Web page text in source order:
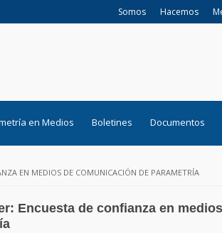
Somos Hacemos
en Medios Boletines Documentos
EN MEDIOS DE COMUNICACIÓN DE PARAMETRÍA
Encuesta de confianza en